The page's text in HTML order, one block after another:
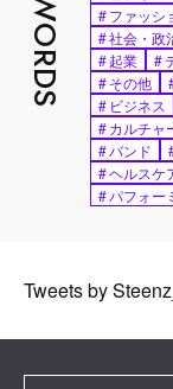
#ファッシ
#社会・政
#起業 #
#その他
# ビジネス
#カルチャ
#バンド
#ヘルスケ
#パフォー
Tweets by